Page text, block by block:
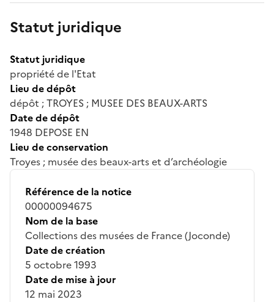
Statut juridique
Statut juridique
propriété de l'Etat
Lieu de dépôt
dépôt ; TROYES ; MUSEE DES BEAUX-ARTS
Date de dépôt
1948 DEPOSE EN
Lieu de conservation
Troyes ; musée des beaux-arts et d’archéologie
Référence de la notice
00000094675
Nom de la base
Collections des musées de France (Joconde)
Date de création
5 octobre 1993
Date de mise à jour
12 mai 2023